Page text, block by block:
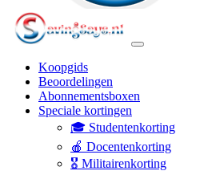
Koopgids
Beoordelingen
Abonnementsboxen
Speciale kortingen
🎓 Studentenkorting
🍎 Docentenkorting
🎖️ Militairenkorting